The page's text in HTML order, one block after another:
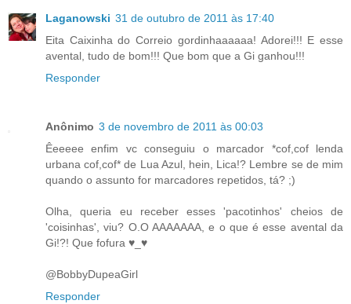
Laganowski 31 de outubro de 2011 às 17:40
Eita Caixinha do Correio gordinhaaaaaa! Adorei!!! E esse
avental, tudo de bom!!! Que bom que a Gi ganhou!!!
Responder
Anônimo 3 de novembro de 2011 às 00:03
Êeeeee enfim vc conseguiu o marcador *cof,cof lenda
urbana cof,cof* de Lua Azul, hein, Lica!? Lembre se de mim
quando o assunto for marcadores repetidos, tá? ;)
Olha, queria eu receber esses 'pacotinhos' cheios de
'coisinhas', viu? O.O AAAAAAA, e o que é esse avental da
Gi!?! Que fofura ♥_♥
@BobbyDupeaGirl
Responder